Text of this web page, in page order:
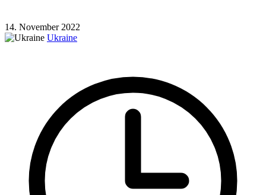
14. November 2022
Ukraine